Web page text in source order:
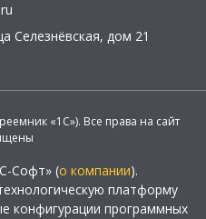
Селезнёвская, дом 21
«1С»). Все права на сайт
Софт» (о компании).
платформу
конфигурации программных